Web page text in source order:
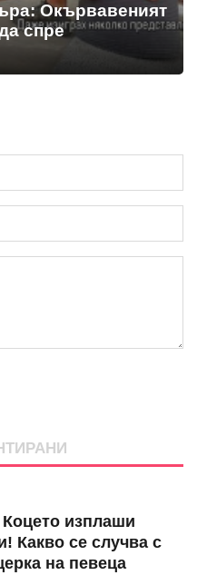
Окървавеният
спре
изплаши
Какво се случва с
на певеца